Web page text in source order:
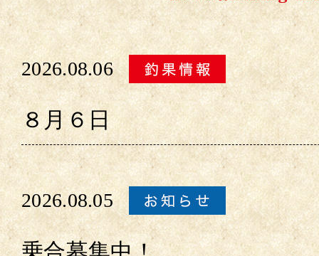
2026.08.06
８月６日
2026.08.05